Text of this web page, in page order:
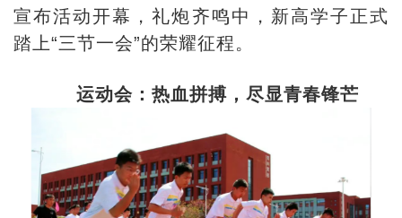
宣布活动开幕，礼炮齐鸣中，新高学子正式
踏上“三节一会”的荣耀征程。
运动会：热血拼搏，尽显青春锋芒